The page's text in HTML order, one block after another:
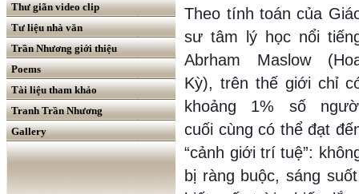
Thư giãn video clip
Tư liệu nhà văn
Trần Nhương giới thiệu
Poems
Tài liệu tham khảo
Tranh Trần Nhương
Gallery
Theo tính toán của
sư tâm lý học nổi
Abrham Maslow
Kỳ), trên thế giới chỉ
khoảng 1% số
cuối cùng có thể đạt
“cảnh giới trí tuệ”:
bị ràng buộc, sáng